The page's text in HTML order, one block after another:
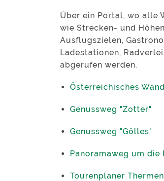
Über ein Portal, wo alle
wie Strecken- und
Ausflugszielen,
Ladestationen,
abgerufen werden.
Österreichisches
Genussweg "Zotter"
Genussweg "Gölles"
Panoramaweg um die
Tourenplaner